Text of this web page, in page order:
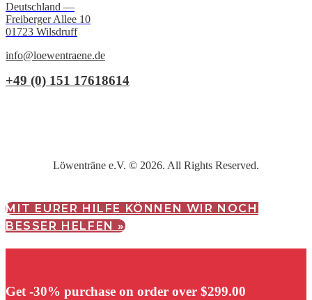
Deutschland —
Freiberger Allee 10
01723 Wilsdruff
info@loewentraene.de
+49 (0) 151 17618614
Löwenträne e.V. © 2026. All Rights Reserved.
MIT EURER HILFE KÖNNEN WIR NOCH
BESSER HELFEN »
Get -30% purchase on order over $299.00